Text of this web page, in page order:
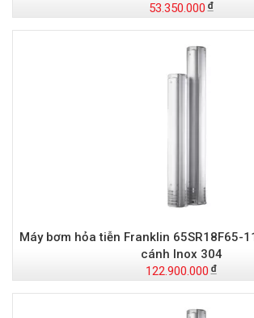
53.350.000
Máy bơm hỏa tiễn Franklin 65SR18F65-
cánh Inox 304
122.900.000